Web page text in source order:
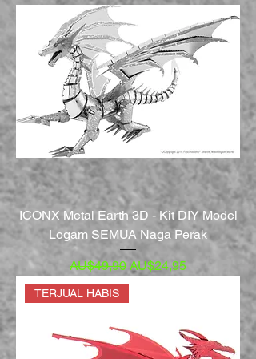
ICONX Metal Earth 3D - Kit DIY Model
Logam SEMUA Naga Perak
Harga Reguler
AU$49,90 Harga Promosi
AU$24,95
TERJUAL HABIS